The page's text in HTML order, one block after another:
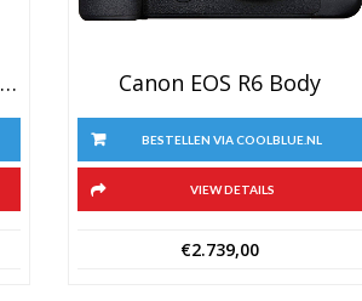
Canon EOS R6 + RF 50mm F/1.8 STM Canon EOS R6 Body
BESTELLEN VIA COOLBLUE.NL
VIEW DETAILS
€2.739,00